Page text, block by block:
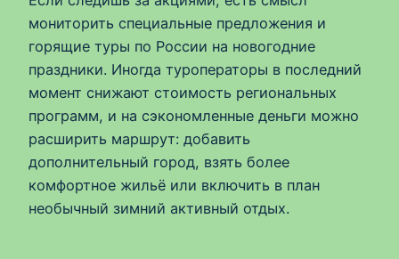
мониторить специальные предложения и
горящие туры по России на новогодние
праздники. Иногда туроператоры в последний
момент снижают стоимость региональных
программ, и на сэкономленные деньги можно
расширить маршрут: добавить
дополнительный город, взять более
комфортное жильё или включить в план
необычный зимний активный отдых.